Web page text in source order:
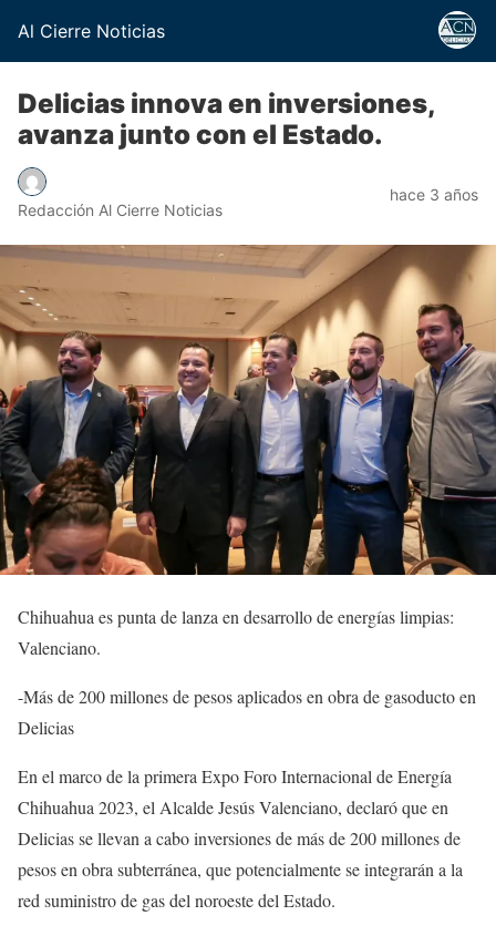
Al Cierre Noticias
Delicias innova en inversiones,
avanza junto con el Estado.
Redacción Al Cierre Noticias
hace 3 años
Chihuahua es punta de lanza en desarrollo de energías limpias:
Valenciano.
-Más de 200 millones de pesos aplicados en obra de gasoducto en
Delicias
En el marco de la primera Expo Foro Internacional de Energía
Chihuahua 2023, el Alcalde Jesús Valenciano, declaró que en
Delicias se llevan a cabo inversiones de más de 200 millones de
pesos en obra subterránea, que potencialmente se integrarán a la
red suministro de gas del noroeste del Estado.